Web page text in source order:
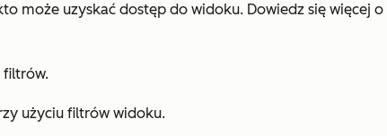
może uzyskać dostęp do widoku. Dowiedz się więcej o
filtrów.
użyciu filtrów widoku.